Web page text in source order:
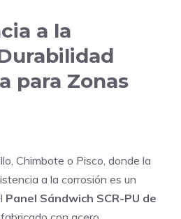
a la
para Zonas
Chimbote o Pisco, donde la
a la corrosión es un
Panel Sándwich SCR-PU de